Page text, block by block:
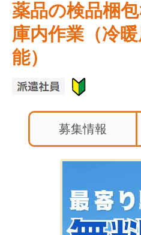
薬品の検品梱
庫内作業（冷
能）
募集情報